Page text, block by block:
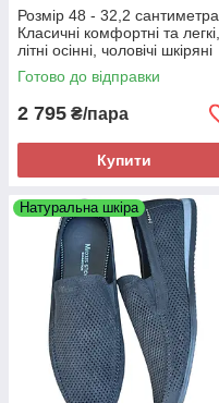
Розмір 48 - 32,2 сантиметра
Класичні комфортні та легкі,
літні осінні, чоловічі шкіряні
мокасини Maxus, чорні, на
підошві з піни
Готово до відправки
2 795 ₴/пара
Купити
Натуральна шкіра